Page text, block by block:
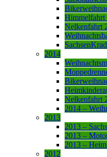
Himmelfahrt
Nelkenfahrt
2014
Nelkenfahrt
2014 –
2013
2013 –
2013 –
2013 –
2012